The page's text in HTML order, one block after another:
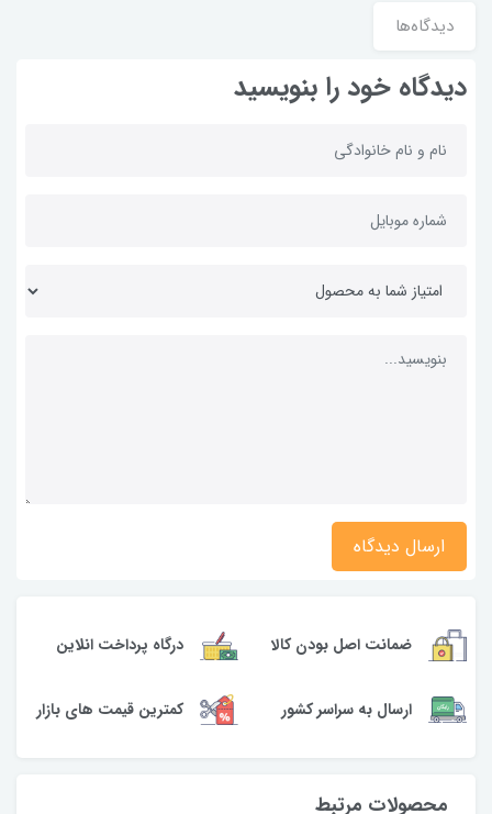
دیدگاه‌ها
دیدگاه خود را بنویسید
ارسال دیدگاه
ضمانت اصل بودن کالا درگاه پرداخت انلاین
ارسال به سراسر کشور کمترین قیمت های بازار
محصولات مرتبط